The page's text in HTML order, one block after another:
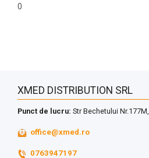
0
XMED DISTRIBUTION SRL
Punct de lucru: Str Bechetului Nr.177M,
office@xmed.ro
0763947197